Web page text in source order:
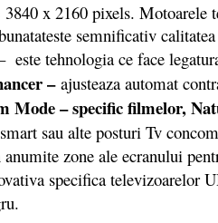
x 2160 pixels. Motoarele
semnificativ
este tehnologia ce face
– ajusteaza automat
Mode – specific filmelor,
sau alte posturi Tv
zone ale ecranului
specifica televizoarelor